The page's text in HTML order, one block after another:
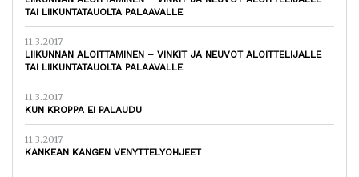
TAI LIIKUNTATAUOLTA PALAAVALLE
11.3.2017
LIIKUNNAN ALOITTAMINEN – VINKIT JA NEUVOT ALOITTELIJALLE
TAI LIIKUNTATAUOLTA PALAAVALLE
11.3.2017
KUN KROPPA EI PALAUDU
11.3.2017
KANKEAN KANGEN VENYTTELYOHJEET